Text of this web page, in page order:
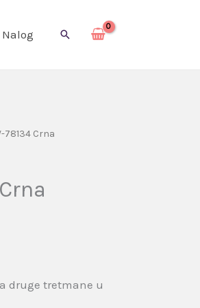
Pretraga
78134 Crna
druge tretmane u